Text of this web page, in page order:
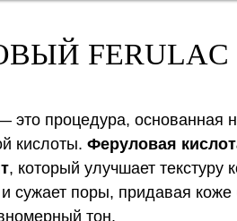
FERULAC
это процедура, основанная
кислоты. Феруловая
, который улучшает текстуру
сужает поры, придавая коже
тон.